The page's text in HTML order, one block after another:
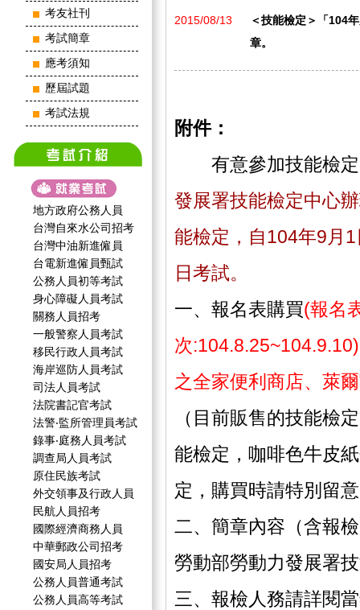
考友社刊
考試簡章
應考須知
歷屆試題
考試法規
地方政府公務人員
台灣自來水公司招考
台灣中油新進僱員
台電新進僱員甄試
公務人員初等考試
身心障礙人員考試
關務人員招考
一般警察人員考試
移民行政人員考試
海岸巡防人員考試
司法人員考試
法院書記官考試
法警‧監所管理員考試
錄事‧庭務人員考試
調查局人員考試
原住民族考試
外交領事及行政人員
民航人員招考
國際經濟商務人員
中華郵政公司招考
國安局人員招考
公務人員普通考試
公務人員高等考試
2015/08/13
＜技能檢定＞「104
章。
附件：
有意參加技能檢定
發展署技能檢定中心
能檢定，自104年9月
日考試。
一、報名表購買(報名
次:104.8.25~104.9.10)
之全家便利商店、萊
（目前販售的技能檢
能檢定，咖啡色牛皮
定，購買時請特別留
二、簡章內容（含報
勞動部勞動力發展署
三、報檢人務請詳閱